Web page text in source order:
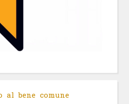
al bene comune